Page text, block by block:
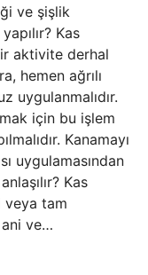
ve şişlik
Kas
aktivite derhal
hemen ağrılı
uygulanmalıdır.
için bu işlem
Kanamayı
uygulamasından
Kas
veya tam
ani ve…